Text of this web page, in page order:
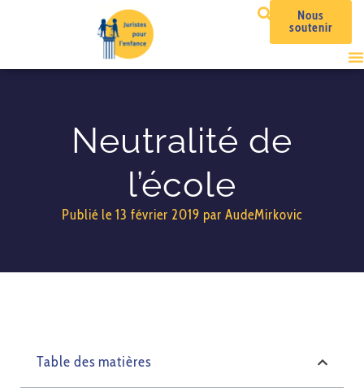
Nous
soutenir
Neutralité de
l’école
Publié le 13 février 2019 par AudeMirkovic
Table des matières